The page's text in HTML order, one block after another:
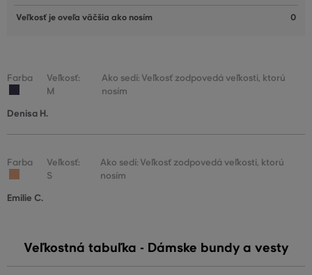
Veľkosť je oveľa väčšia ako nosím 0
Farba
Veľkosť:
M
Ako sedí: Veľkosť zodpovedá veľkosti, ktorú
nosím
Denisa H.
Farba
Veľkosť:
S
Ako sedí: Veľkosť zodpovedá veľkosti, ktorú
nosím
Emilie C.
Veľkostná tabuľka - Dámske bundy a vesty